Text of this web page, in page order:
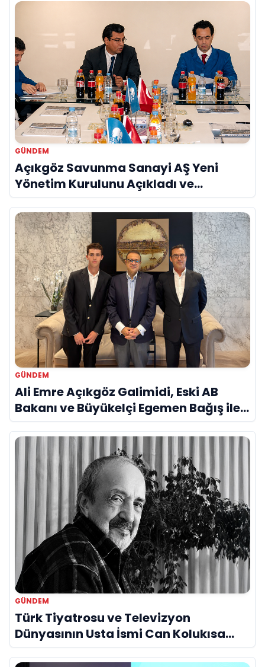
GÜNDEM
Açıkgöz Savunma Sanayi AŞ Yeni
Yönetim Kurulunu Açıkladı ve
Savunma Sanayinde Küresel Vizyon
Vurgusu
GÜNDEM
Ali Emre Açıkgöz Galimidi, Eski AB
Bakanı ve Büyükelçi Egemen Bağış ile
Bir Araya Geldi
GÜNDEM
Türk Tiyatrosu ve Televizyon
Dünyasının Usta İsmi Can Kolukısa
Hayatını Kaybetti